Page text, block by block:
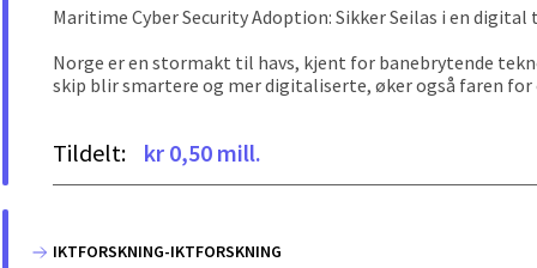
Maritime Cyber Security Adoption: Sikker Seilas i en digital
Norge er en stormakt til havs, kjent for banebrytende
skip blir smartere og mer digitaliserte, øker også faren for
Tildelt: kr 0,50 mill.
IKTFORSKNING-IKTFORSKNING